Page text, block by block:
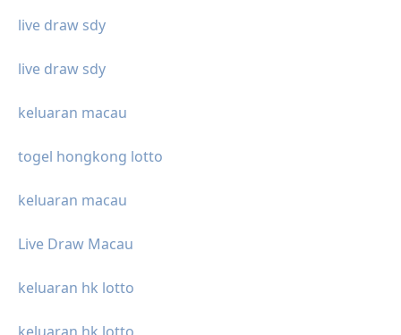
live draw sdy
live draw sdy
keluaran macau
togel hongkong lotto
keluaran macau
Live Draw Macau
keluaran hk lotto